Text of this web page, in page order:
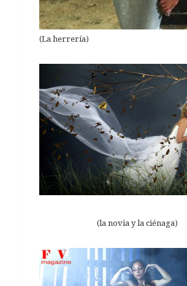
(La herrería)
(la novia y la ciénaga)